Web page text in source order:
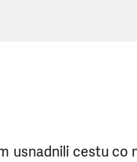
usnadnili cestu co